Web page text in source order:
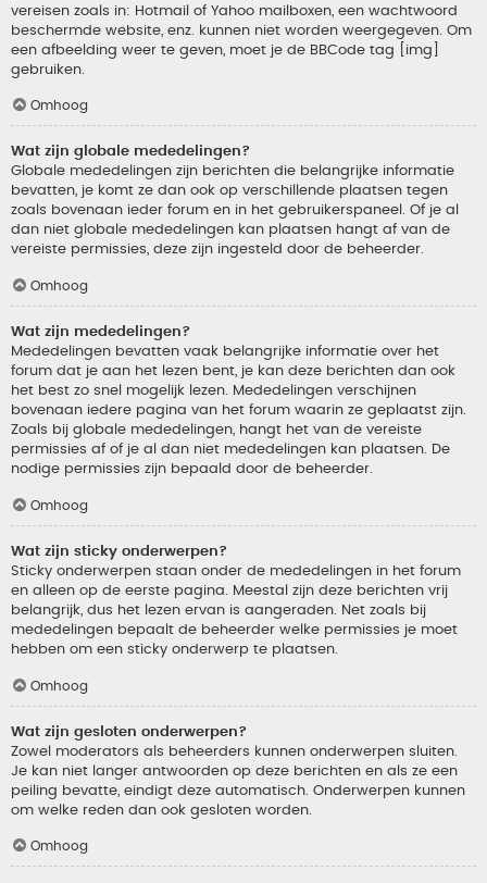
vereisen zoals in: Hotmail of Yahoo mailboxen, een wachtwoord
beschermde website, enz. kunnen niet worden weergegeven. Om
een afbeelding weer te geven, moet je de BBCode tag [img]
gebruiken.
Omhoog
Wat zijn globale mededelingen?
Globale mededelingen zijn berichten die belangrijke informatie
bevatten, je komt ze dan ook op verschillende plaatsen tegen
zoals bovenaan ieder forum en in het gebruikerspaneel. Of je al
dan niet globale mededelingen kan plaatsen hangt af van de
vereiste permissies, deze zijn ingesteld door de beheerder.
Omhoog
Wat zijn mededelingen?
Mededelingen bevatten vaak belangrijke informatie over het
forum dat je aan het lezen bent, je kan deze berichten dan ook
het best zo snel mogelijk lezen. Mededelingen verschijnen
bovenaan iedere pagina van het forum waarin ze geplaatst zijn.
Zoals bij globale mededelingen, hangt het van de vereiste
permissies af of je al dan niet mededelingen kan plaatsen. De
nodige permissies zijn bepaald door de beheerder.
Omhoog
Wat zijn sticky onderwerpen?
Sticky onderwerpen staan onder de mededelingen in het forum
en alleen op de eerste pagina. Meestal zijn deze berichten vrij
belangrijk, dus het lezen ervan is aangeraden. Net zoals bij
mededelingen bepaalt de beheerder welke permissies je moet
hebben om een sticky onderwerp te plaatsen.
Omhoog
Wat zijn gesloten onderwerpen?
Zowel moderators als beheerders kunnen onderwerpen sluiten.
Je kan niet langer antwoorden op deze berichten en als ze een
peiling bevatte, eindigt deze automatisch. Onderwerpen kunnen
om welke reden dan ook gesloten worden.
Omhoog